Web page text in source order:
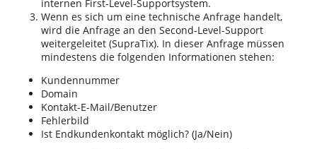
internen First-Level-Supportsystem.
Wenn es sich um eine technische Anfrage handelt,
wird die Anfrage an den Second-Level-Support
weitergeleitet (SupraTix). In dieser Anfrage müssen
mindestens die folgenden Informationen stehen:
Kundennummer
Domain
Kontakt-E-Mail/Benutzer
Fehlerbild
Ist Endkundenkontakt möglich? (Ja/Nein)